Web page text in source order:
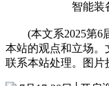
(本文系2025第6届
本站的观点和立场。
联系本站处理。图片